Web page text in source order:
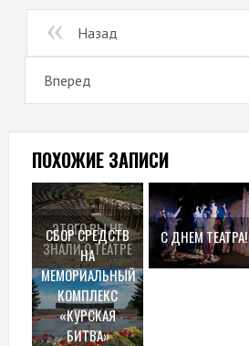
Назад
Вперед
ПОХОЖИЕ ЗАПИСИ
ЭТОГО ВЫ НЕ
ЗНАЛИ О ТЕАТРЕ
С ДНЕМ ТЕАТРА!
СБОР СРЕДСТВ
НА
МЕМОРИАЛЬНЫЙ
КОМПЛЕКС
«КУРСКАЯ
БИТВА»